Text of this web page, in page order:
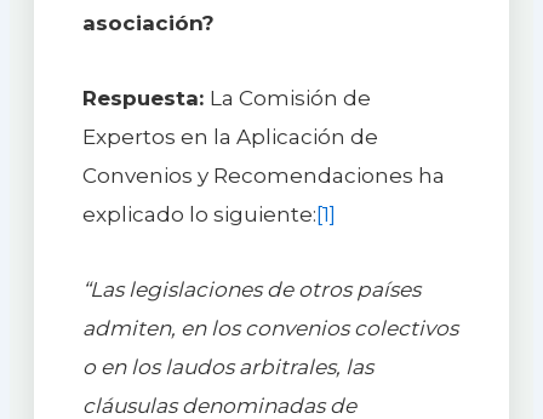
asociación?
Respuesta: La Comisión de
Expertos en la Aplicación de
Convenios y Recomendaciones ha
explicado lo siguiente: [1]
“Las legislaciones de otros países
admiten, en los convenios colectivos
o en los laudos arbitrales, las
cláusulas denominadas de